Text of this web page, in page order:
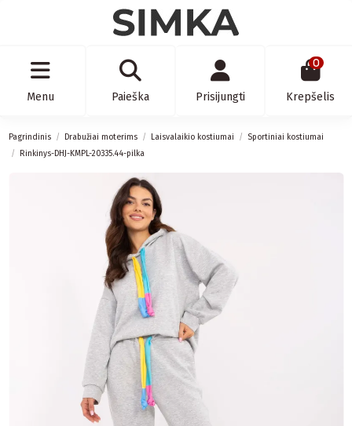
Menu Paieška Prisijungti
0
Krepšelis
Pagrindinis Drabužiai moterims Laisvalaikio kostiumai
Sportiniai kostiumai
Rinkinys-DHJ-KMPL-20335.44-pilka